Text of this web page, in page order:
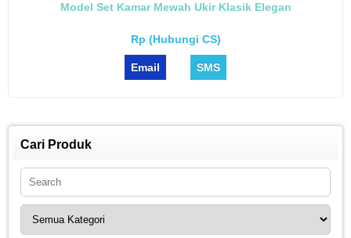
Model Set Kamar Mewah Ukir Klasik Elegan
Rp (Hubungi CS)
Email SMS
Cari Produk